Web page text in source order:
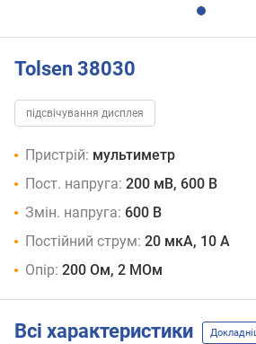
Tolsen 38030
підсвічування дисплея
Пристрій: мультиметр
Пост. напруга: 200 мВ, 600 В
Змін. напруга: 600 В
Постійний струм: 20 мкА, 10 А
Опір: 200 Ом, 2 МОм
Всі характеристики